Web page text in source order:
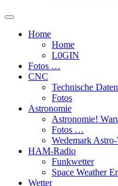
Toggle
search
field
Home
Home
L​0​​GIN
Fotos …
CNC
Technische Daten
Fotos
Astronomie
Astronomie!
Fotos …
Wedemark
HAM-Radio
Funkwetter
Space Weather
Wetter